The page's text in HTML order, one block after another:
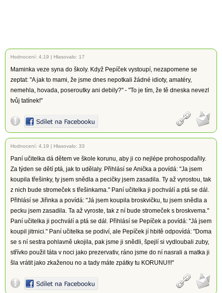
Hodnocení: 4.19 | Hlasovalo: 17
Maminka veze syna do školy. Když Pepíček vystoupí, nezapomene se
zeptat: "A jak to mami, že jsme dnes nepotkali žádné idioty, amatéry,
nemehla, hovada, poseroutky ani debily?" - "To je tím, že tě dneska nevezl
tvůj tatínek!"
Hodnocení: 4.19 | Hlasovalo: 33
Paní učitelka dá dětem ve škole korunu, aby ji co nejlépe prohospodařily.
Za týden se dětí ptá, jak to udělaly. Přihlásí se Anička a povídá: "Ja jsem
koupila třešinky, ty jsem snědla a pecičky jsem zasadila. Ty až vyrostou, tak
z nich bude stromeček s třešinkama." Paní učitelka ji pochválí a ptá se dál.
Přihlásí se Jiřinka a povídá: "Já jsem koupila broskvičku, tu jsem snědla a
pecku jsem zasadila. Ta až vyroste, tak z ní bude stromeček s broskvema."
Paní učitelka ji pochválí a ptá se dál. Přihlásí se Pepíček a povídá: "Já jsem
koupil jitrnici." Paní učitelka se podiví, ale Pepíček jí hbitě odpovídá: "Doma
se s ní sestra pohlavně ukojila, pak jsme ji snědli, špejlí si vydloubali zuby,
střívko použil táta v noci jako prezervativ, ráno jsme do ní nasrali a matka ji
šla vrátit jako zkaženou no a tady máte zpátky tu KORUNU!!!"